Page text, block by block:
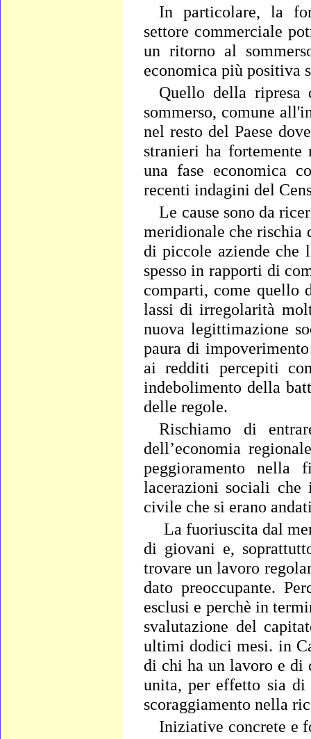
In particolare, la
settore commerciale
un ritorno al
economica più positiva
Quello della ripresa
sommerso, comune
nel resto del Paese
stranieri ha
una fase economica
recenti indagini del
Le cause sono da
meridionale che
di piccole aziende che
spesso in rapporti di
comparti, come quello
lassi di irregolarità
nuova legittimazione
paura di impoverimento
ai redditi percepiti
indebolimento della
delle regole.
Rischiamo di
dell’economia
peggioramento
lacerazioni sociali che
civile che si erano
La fuoriuscita dal
di giovani e,
trovare un lavoro
dato preoccupante.
esclusi e perchè in
svalutazione del
ultimi dodici mesi. in
di chi ha un lavoro e di
unita, per effetto sia
scoraggiamento nella
Iniziative concrete e